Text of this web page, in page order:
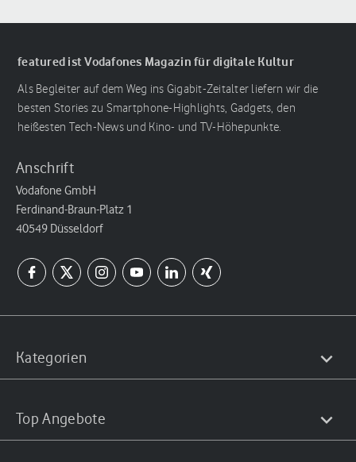
featured ist Vodafones Magazin für digitale Kultur
Als Begleiter auf dem Weg ins Gigabit-Zeitalter liefern wir die
besten Stories zu Smartphone-Highlights, Gadgets, den
heißesten Tech-News und Kino- und TV-Höhepunkte.
Anschrift
Vodafone GmbH
Ferdinand-Braun-Platz 1
40549 Düsseldorf
Kategorien
Top Angebote